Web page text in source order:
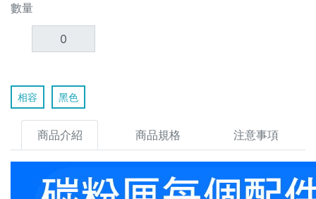
數量
相容 黑色
商品介紹 商品規格 注意事項